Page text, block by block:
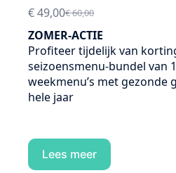
€60,00
Oorspronkelijke
prijs
was:
€ 60,00.
€49,00Huidige
prijs
is:
€ 49,00.
ZOMER-ACTIE
Profiteer tijdelijk van
seizoensmenu-bundel van
weekmenu’s met gezonde
hele jaar
Lees meer